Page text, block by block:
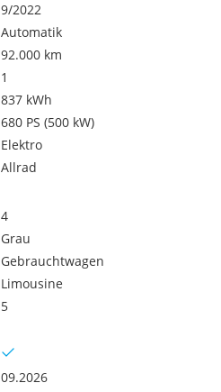
9/2022
Automatik
92.000 km
1
837 kWh
680 PS (500 kW)
Elektro
Allrad
4
Grau
Gebrauchtwagen
Limousine
5
09.2026